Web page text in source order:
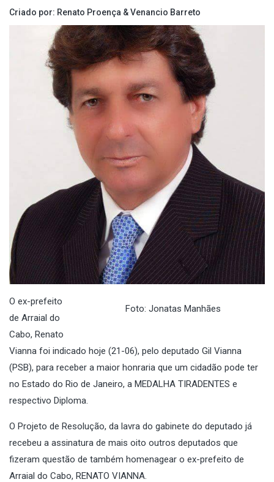
Criado por: Renato Proença & Venancio Barreto
Foto: Jonatas Manhães
O ex-prefeito
de Arraial do
Cabo, Renato
Vianna foi indicado hoje (21-06), pelo deputado Gil Vianna
(PSB), para receber a maior honraria que um cidadão pode ter
no Estado do Rio de Janeiro, a MEDALHA TIRADENTES e
respectivo Diploma.
O Projeto de Resolução, da lavra do gabinete do deputado já
recebeu a assinatura de mais oito outros deputados que
fizeram questão de também homenagear o ex-prefeito de
Arraial do Cabo, RENATO VIANNA.